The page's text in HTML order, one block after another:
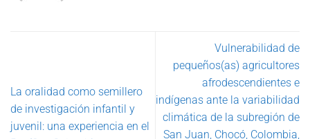
La oralidad como semillero
de investigación infantil y
juvenil: una experiencia en el
Vulnerabilidad de
pequeños(as) agricultores
afrodescendientes e
indígenas ante la variabilidad
climática de la subregión de
San Juan, Chocó, Colombia,